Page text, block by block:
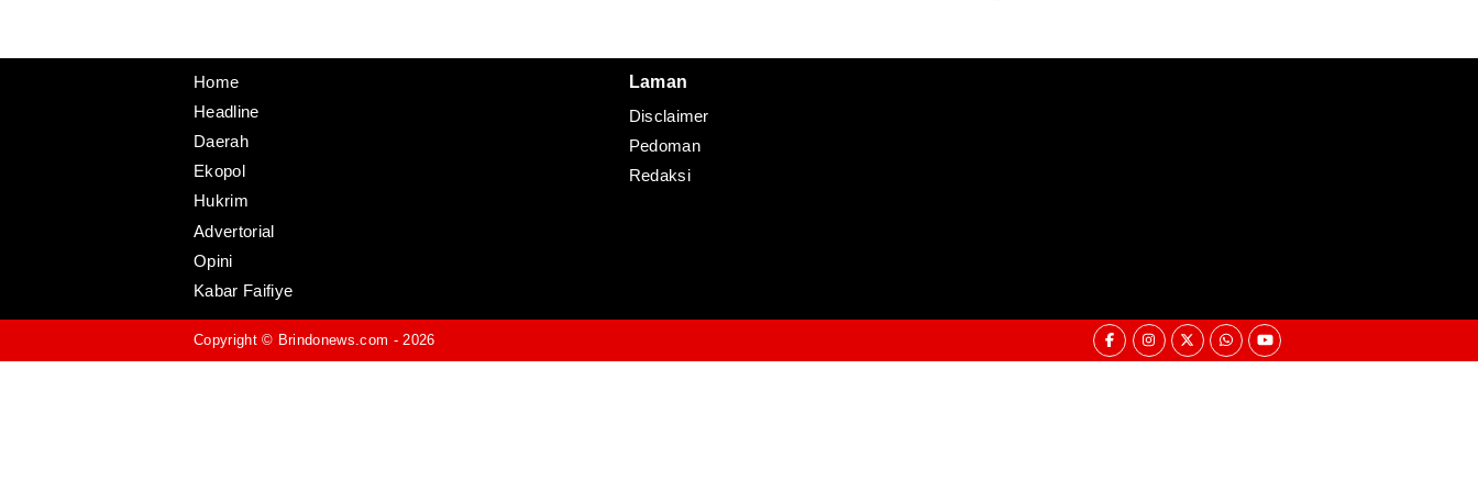
Home
Headline
Daerah
Ekopol
Hukrim
Advertorial
Opini
Kabar Faifiye
Laman
Disclaimer
Pedoman
Redaksi
Copyright © Brindonews.com - 2026